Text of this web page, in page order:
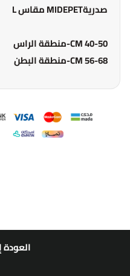
صدريةMIDEPET مقاس L
40-50 CM-منطقة الراس
56-68 CM-منطقة البطن